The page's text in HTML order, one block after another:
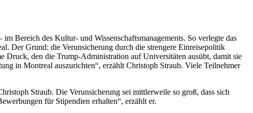
Bereich des Kultur- und Wissenschaftsmanagements. So verlegte das
Der Grund: die Verunsicherung durch die strengere Einreisepolitik
Druck, den die Trump-Administration auf Universitäten ausübt, damit sie
in Montreal auszurichten“, erzählt Christoph Straub. Viele Teilnehmer
Straub. Die Verunsicherung sei mittlerweile so groß, dass sich
für Stipendien erhalten“, erzählt er.